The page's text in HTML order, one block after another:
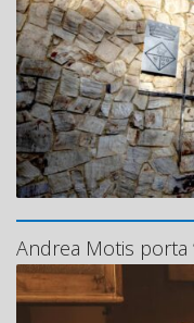
Andrea Motis porta